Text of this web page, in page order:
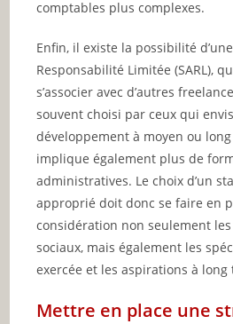
comptables plus complexes.
Enfin, il existe la possibilité
Responsabilité Limitée (SARL),
s’associer avec d’autres
souvent choisi par ceux qui
développement à moyen ou
implique également plus de
administratives. Le choix d’un
approprié doit donc se faire en
considération non seulement
sociaux, mais également les
exercée et les aspirations à
Mettre en place une